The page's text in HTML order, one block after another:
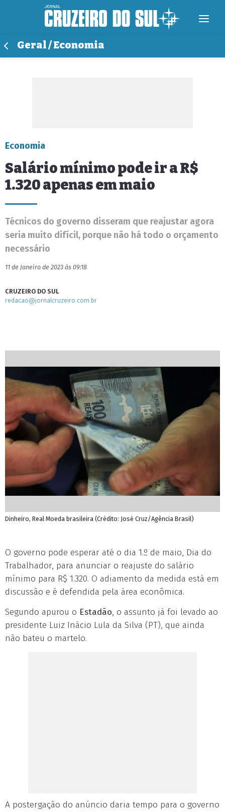
Geral / Economia
Economia
Salário mínimo pode ir a R$
1.320 apenas em maio
Técnicos do governo disseram que reajustar agora
seria muito difícil, porque não há todo o orçamento
necessário
11 de Janeiro de 2023 às 09:18
CRUZEIRO DO SUL
redacao@jornalcruzeiro.com.br
Dinheiro, Real Moeda brasileira (Crédito: José Cruz/Agência Brasil)
O governo pode esperar até o dia 1.º de maio, Dia do
Trabalhador, para anunciar o reajuste do salário
mínimo para R$ 1.320. O adiamento da medida está em
discussão e é defendida pela área econômica.
Segundo apurou o Estadão, o assunto já foi levado ao
presidente Luiz Inácio Lula da Silva (PT), que ainda
não bateu o martelo.
A postergação do anúncio daria tempo para o governo